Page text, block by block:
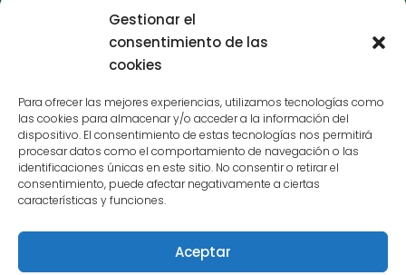
Gestionar el
consentimiento de las
cookies
Para ofrecer las mejores experiencias, utilizamos tecnologías como
las cookies para almacenar y/o acceder a la información del
dispositivo. El consentimiento de estas tecnologías nos permitirá
procesar datos como el comportamiento de navegación o las
identificaciones únicas en este sitio. No consentir o retirar el
consentimiento, puede afectar negativamente a ciertas
características y funciones.
Aceptar
96 362 33 92
Carteros - Bulervard Sur
C/ Carteros, 7546017 - Valencia
96 377 65 05
Financiado por la Unión Europea - NextGenerationEU